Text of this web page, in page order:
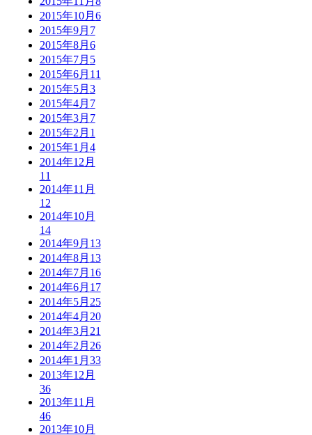
2015年10月 6
2015年9月 7
2015年8月 6
2015年7月 5
2015年6月 11
2015年5月 3
2015年4月 7
2015年3月 7
2015年2月 1
2015年1月 4
2014年12月
11
2014年11月
12
2014年10月
14
2014年9月 13
2014年8月 13
2014年7月 16
2014年6月 17
2014年5月 25
2014年4月 20
2014年3月 21
2014年2月 26
2014年1月 33
2013年12月
36
2013年11月
46
2013年10月